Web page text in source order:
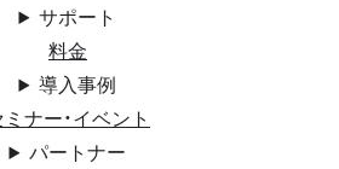
サポート
料金
導入事例
ナー・イベント
パートナー